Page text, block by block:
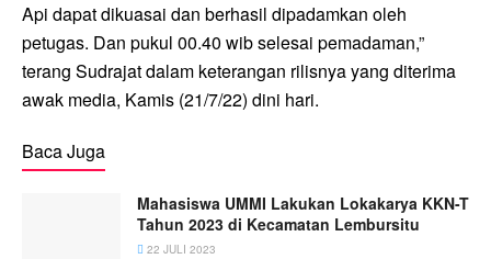
Api dapat dikuasai dan berhasil dipadamkan oleh
petugas. Dan pukul 00.40 wib selesai pemadaman,”
terang Sudrajat dalam keterangan rilisnya yang diterima
awak media, Kamis (21/7/22) dini hari.
Baca Juga
Mahasiswa UMMI Lakukan Lokakarya KKN-T
Tahun 2023 di Kecamatan Lembursitu
22 JULI 2023